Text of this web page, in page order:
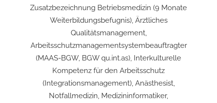
Zusatzbezeichnung Betriebsmedizin (9 Monate
Weiterbildungsbefugnis), Ärztliches
Qualitätsmanagement,
Arbeitsschutzmanagementsystembeauftragter
(MAAS-BGW, BGW qu.int.as), Interkulturelle
Kompetenz für den Arbeitsschutz
(Integrationsmanagement), Anästhesist,
Notfallmedizin, Medizininformatiker,